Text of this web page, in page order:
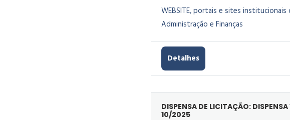
WEBSITE, portais e sites
Administração e Finanças
Detalhes
DISPENSA DE LICITAÇÃO:
10/2025